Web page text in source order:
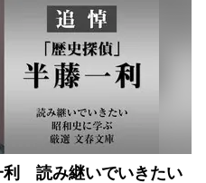
利 読み継いでいきたい